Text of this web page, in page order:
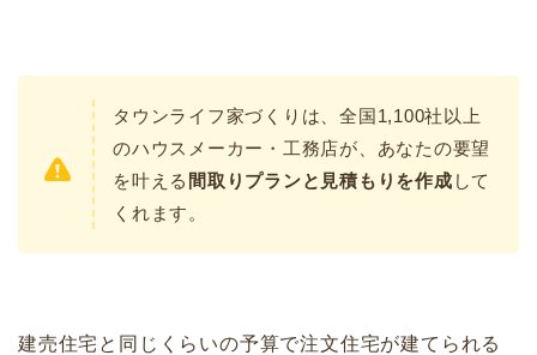
タウンライフ家づくりは、全国1,100社以上
のハウスメーカー・工務店が、あなたの要望
を叶える 間取りプランと見積もりを作成 して
くれます。
建売住宅と同じくらいの予算で注文住宅が建てられる